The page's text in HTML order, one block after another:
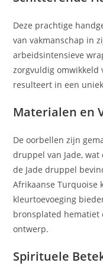
Deze prachtige
van vakmanschap in
arbeidsintensieve
zorgvuldig omwikkeld
resulteert in een
Materialen en
De oorbellen zijn
druppel van Jade,
de Jade druppel
Afrikaanse Turquoise
kleurtoevoeging
bronsplated
ontwerp.
Spirituele